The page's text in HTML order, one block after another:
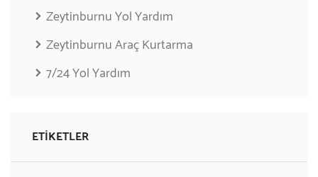
Zeytinburnu Yol Yardım
Zeytinburnu Araç Kurtarma
7/24 Yol Yardım
ETIKETLER